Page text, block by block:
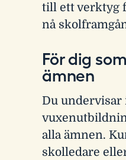
till ett verktyg
nå
För dig
ämnen
Du undervisar
alla ämnen.
skolledare